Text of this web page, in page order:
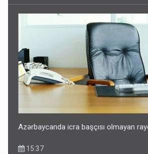
Azərbaycanda icra başçısı olmayan
15:37